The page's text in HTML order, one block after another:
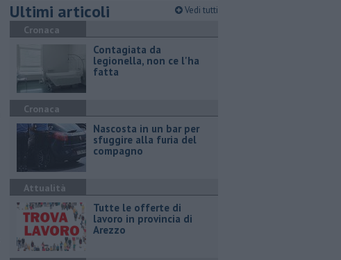
Ultimi articoli Vedi tutti
Cronaca
Contagiata da
legionella, non ce l'ha
fatta
Cronaca
Nascosta in un bar per
sfuggire alla furia del
compagno
Attualità
​Tutte le offerte di
lavoro in provincia di
Arezzo